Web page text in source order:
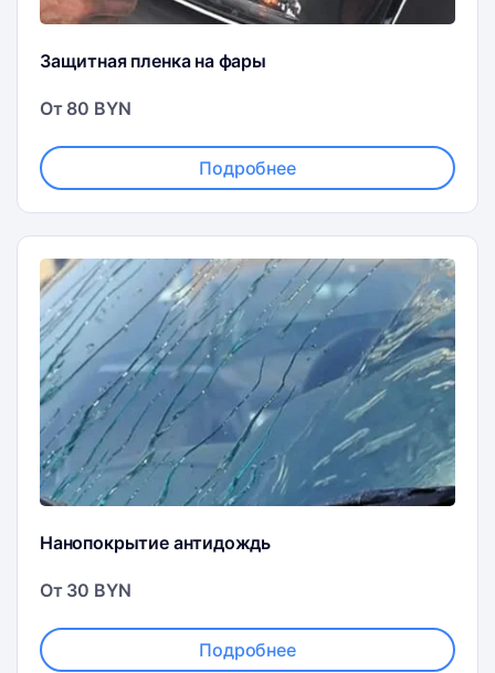
Защитная пленка на фары
От 80 BYN
Подробнее
Нанопокрытие антидождь
От 30 BYN
Подробнее